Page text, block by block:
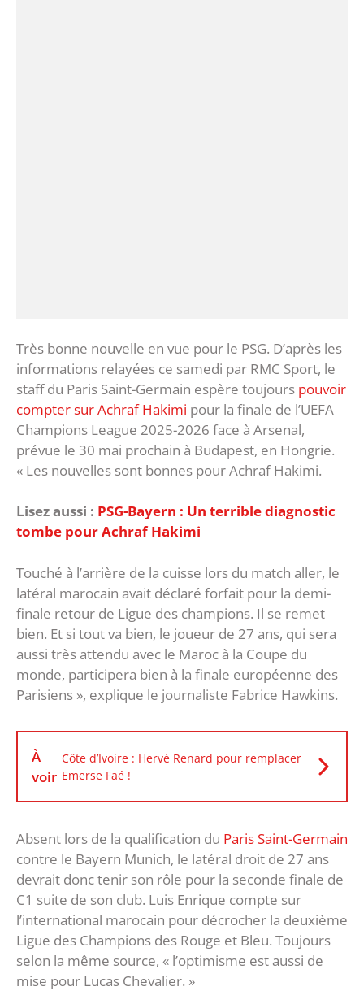
Très bonne nouvelle en vue pour le PSG. D’après les
informations relayées ce samedi par RMC Sport, le
staff du Paris Saint-Germain espère toujours pouvoir
compter sur Achraf Hakimi pour la finale de l’UEFA
Champions League 2025-2026 face à Arsenal,
prévue le 30 mai prochain à Budapest, en Hongrie.
« Les nouvelles sont bonnes pour Achraf Hakimi.
Lisez aussi : PSG-Bayern : Un terrible diagnostic
tombe pour Achraf Hakimi
Touché à l’arrière de la cuisse lors du match aller, le
latéral marocain avait déclaré forfait pour la demi-
finale retour de Ligue des champions. Il se remet
bien. Et si tout va bien, le joueur de 27 ans, qui sera
aussi très attendu avec le Maroc à la Coupe du
monde, participera bien à la finale européenne des
Parisiens », explique le journaliste Fabrice Hawkins.
À
voir
Côte d’Ivoire : Hervé Renard pour remplacer
Emerse Faé !
Absent lors de la qualification du Paris Saint-Germain
contre le Bayern Munich, le latéral droit de 27 ans
devrait donc tenir son rôle pour la seconde finale de
C1 suite de son club. Luis Enrique compte sur
l’international marocain pour décrocher la deuxième
Ligue des Champions des Rouge et Bleu. Toujours
selon la même source, « l’optimisme est aussi de
mise pour Lucas Chevalier. »